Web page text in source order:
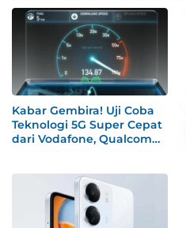
Kabar Gembira! Uji Coba
Teknologi 5G Super Cepat
dari Vodafone, Qualcomm,